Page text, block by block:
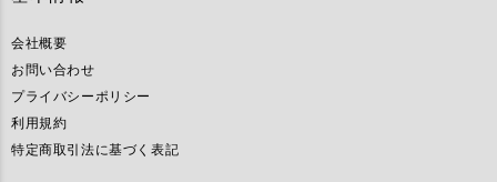
会社概要
お問い合わせ
プライバシーポリシー
利用規約
特定商取引法に基づく表記